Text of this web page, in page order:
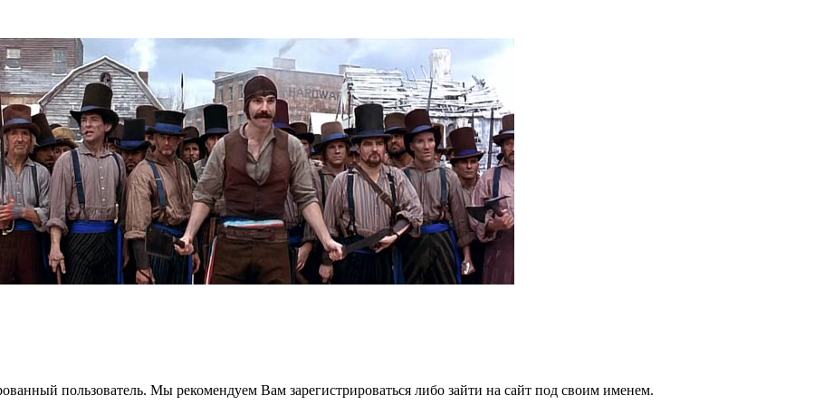
пользователь. Мы рекомендуем Вам зарегистрироваться либо зайти на сайт под своим именем.